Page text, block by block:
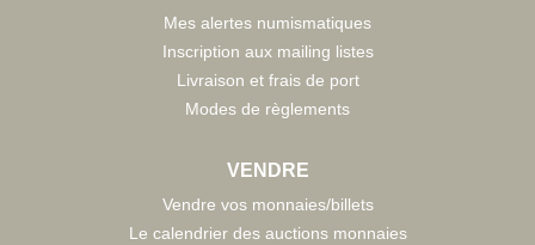
Mes alertes numismatiques
Inscription aux mailing listes
Livraison et frais de port
Modes de règlements
VENDRE
Vendre vos monnaies/billets
Le calendrier des auctions monnaies